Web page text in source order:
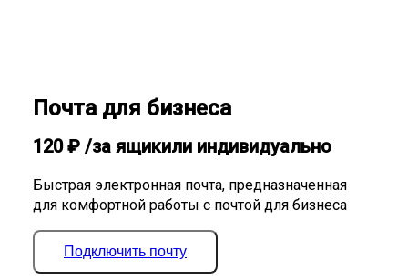
Почта для бизнеса
120₽ /за ящикили индивидуально
Быстрая электронная почта, предназначенная
для комфортной работы с почтой для бизнеса
Подключить почту